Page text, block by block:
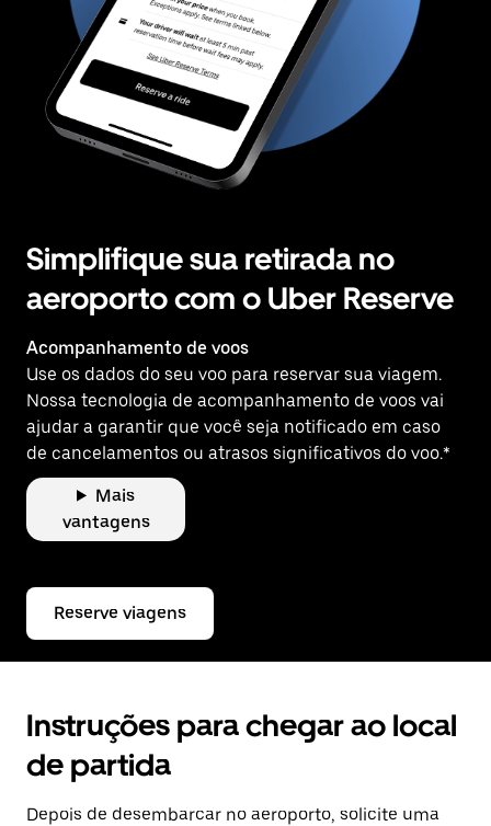
Simplifique sua retirada no
aeroporto com o Uber Reserve
Acompanhamento de voos
Use os dados do seu voo para reservar sua viagem.
Nossa tecnologia de acompanhamento de voos vai
ajudar a garantir que você seja notificado em caso
de cancelamentos ou atrasos significativos do voo.*
Mais
vantagens
Reserve viagens
Instruções para chegar ao local
de partida
Depois de desembarcar no aeroporto, solicite uma